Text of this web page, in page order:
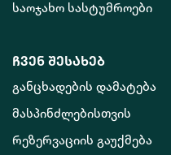
საოჯახო სასტუმროები
ჩვენ შესახებ
განცხადების დამატება
მასპინძლებისთვის
რეზერვაციის გაუქმება